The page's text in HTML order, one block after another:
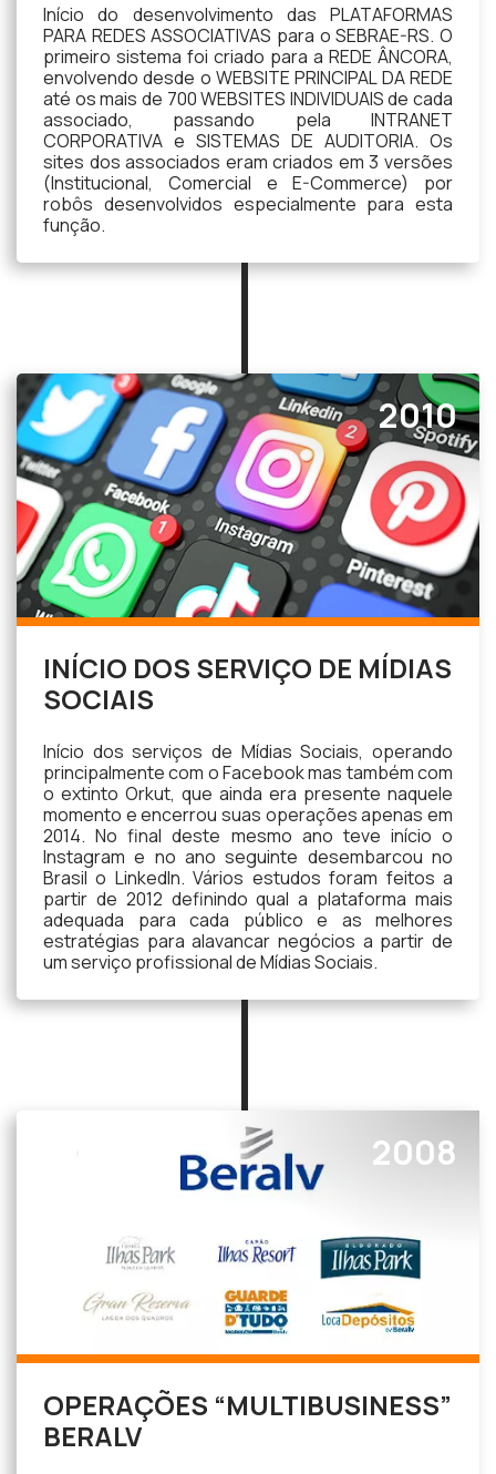
Início do desenvolvimento das PLATAFORMAS
PARA REDES ASSOCIATIVAS para o SEBRAE-RS. O
primeiro sistema foi criado para a REDE ÂNCORA,
envolvendo desde o WEBSITE PRINCIPAL DA REDE
até os mais de 700 WEBSITES INDIVIDUAIS de cada
associado, passando pela INTRANET
CORPORATIVA e SISTEMAS DE AUDITORIA. Os
sites dos associados eram criados em 3 versões
(Institucional, Comercial e E-Commerce) por
robôs desenvolvidos especialmente para esta
função.
2010
INÍCIO DOS SERVIÇO DE MÍDIAS
SOCIAIS
Início dos serviços de Mídias Sociais, operando
principalmente com o Facebook mas também com
o extinto Orkut, que ainda era presente naquele
momento e encerrou suas operações apenas em
2014. No final deste mesmo ano teve início o
Instagram e no ano seguinte desembarcou no
Brasil o LinkedIn. Vários estudos foram feitos a
partir de 2012 definindo qual a plataforma mais
adequada para cada público e as melhores
estratégias para alavancar negócios a partir de
um serviço profissional de Mídias Sociais.
2008
OPERAÇÕES “MULTIBUSINESS”
BERALV